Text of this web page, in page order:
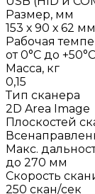
Размер, мм
153 х 90 х 62 мм
Рабочая
от 0°C до +50°C
Масса, кг
0,15
Тип сканера
2D Area Image
Плоскостей
Макс.
до 270 мм
Скорость
250 скан/сек